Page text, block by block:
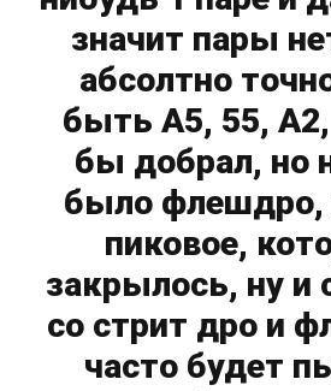
значит пары
абсолтно
быть А5, 55, А2,
бы добрал, но
было флешдро,
пиковое,
закрылось, ну и
со стрит дро и
часто будет